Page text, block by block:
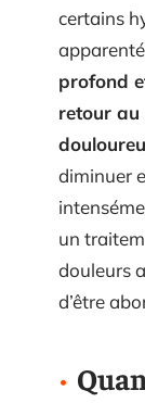
certains
profond
retour au
diminuer
un
douleurs
d’être